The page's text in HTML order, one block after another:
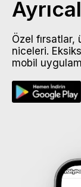
Özel
niceleri.
mobil